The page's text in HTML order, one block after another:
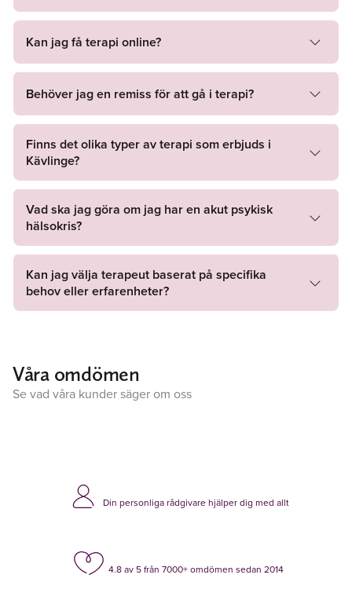
Kan jag få terapi online?
Behöver jag en remiss för att gå i terapi?
Finns det olika typer av terapi som erbjuds i
Kävlinge?
Vad ska jag göra om jag har en akut psykisk
hälsokris?
Kan jag välja terapeut baserat på specifika
behov eller erfarenheter?
Våra omdömen
Se vad våra kunder säger om oss
Din personliga rådgivare hjälper dig med allt
4.8 av 5 från 7000+ omdömen sedan 2014